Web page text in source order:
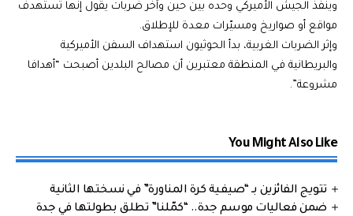
وينفّذ الجيش الأميركي وحده بين حين وآخر ضربات يقول إنها تستهدف
مواقع أو صواريخ ومسيّرات معدة للإطلاق.
وإثر الضربات الغربية، بدأ الحوثيون استهداف السفن الأميركية
والبريطانية في المنطقة معتبرين أن مصالح البلدين أصبحت “أهدافا
مشروعة”.
You Might Also Like
تتويج الفائزين بـ “صيفية كرة المناورة” في نسختها الثانية
ضمن فعاليات موسم جدة.. “كمّلنا” تطلق بطولتها في جدة